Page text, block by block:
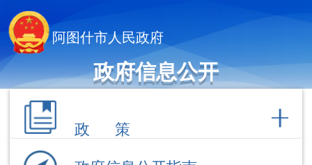
阿图什市人民政府
政府信息公开
政府信息公开指南